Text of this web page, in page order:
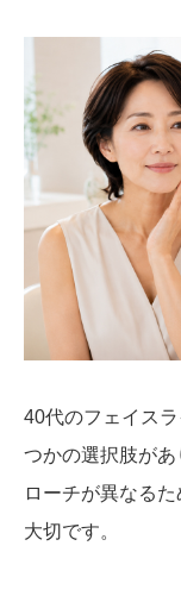
40代のフェイス
つかの選択肢が
ローチが異なる
大切です。